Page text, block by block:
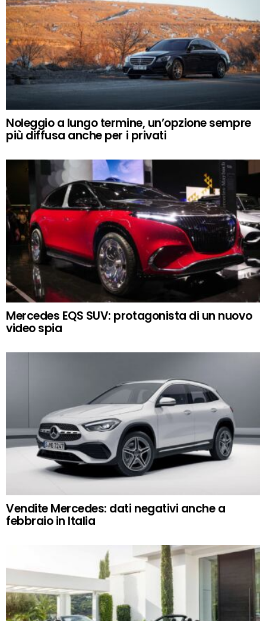
Noleggio a lungo termine, un’opzione sempre
più diffusa anche per i privati
Mercedes EQS SUV: protagonista di un nuovo
video spia
Vendite Mercedes: dati negativi anche a
febbraio in Italia